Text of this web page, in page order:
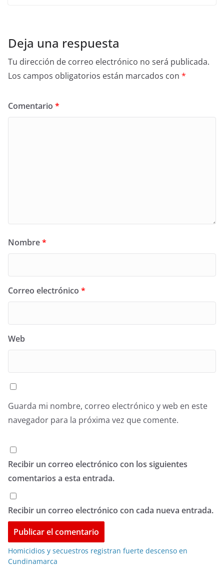
Deja una respuesta
Tu dirección de correo electrónico no será publicada.
Los campos obligatorios están marcados con *
Comentario *
Nombre*
Correo electrónico *
Web
Guarda mi nombre, correo electrónico y web en este
navegador para la próxima vez que comente.
Recibir un correo electrónico con los siguientes
comentarios a esta entrada.
Recibir un correo electrónico con cada nueva entrada.
Homicidios y secuestros registran fuerte descenso en
Cundinamarca